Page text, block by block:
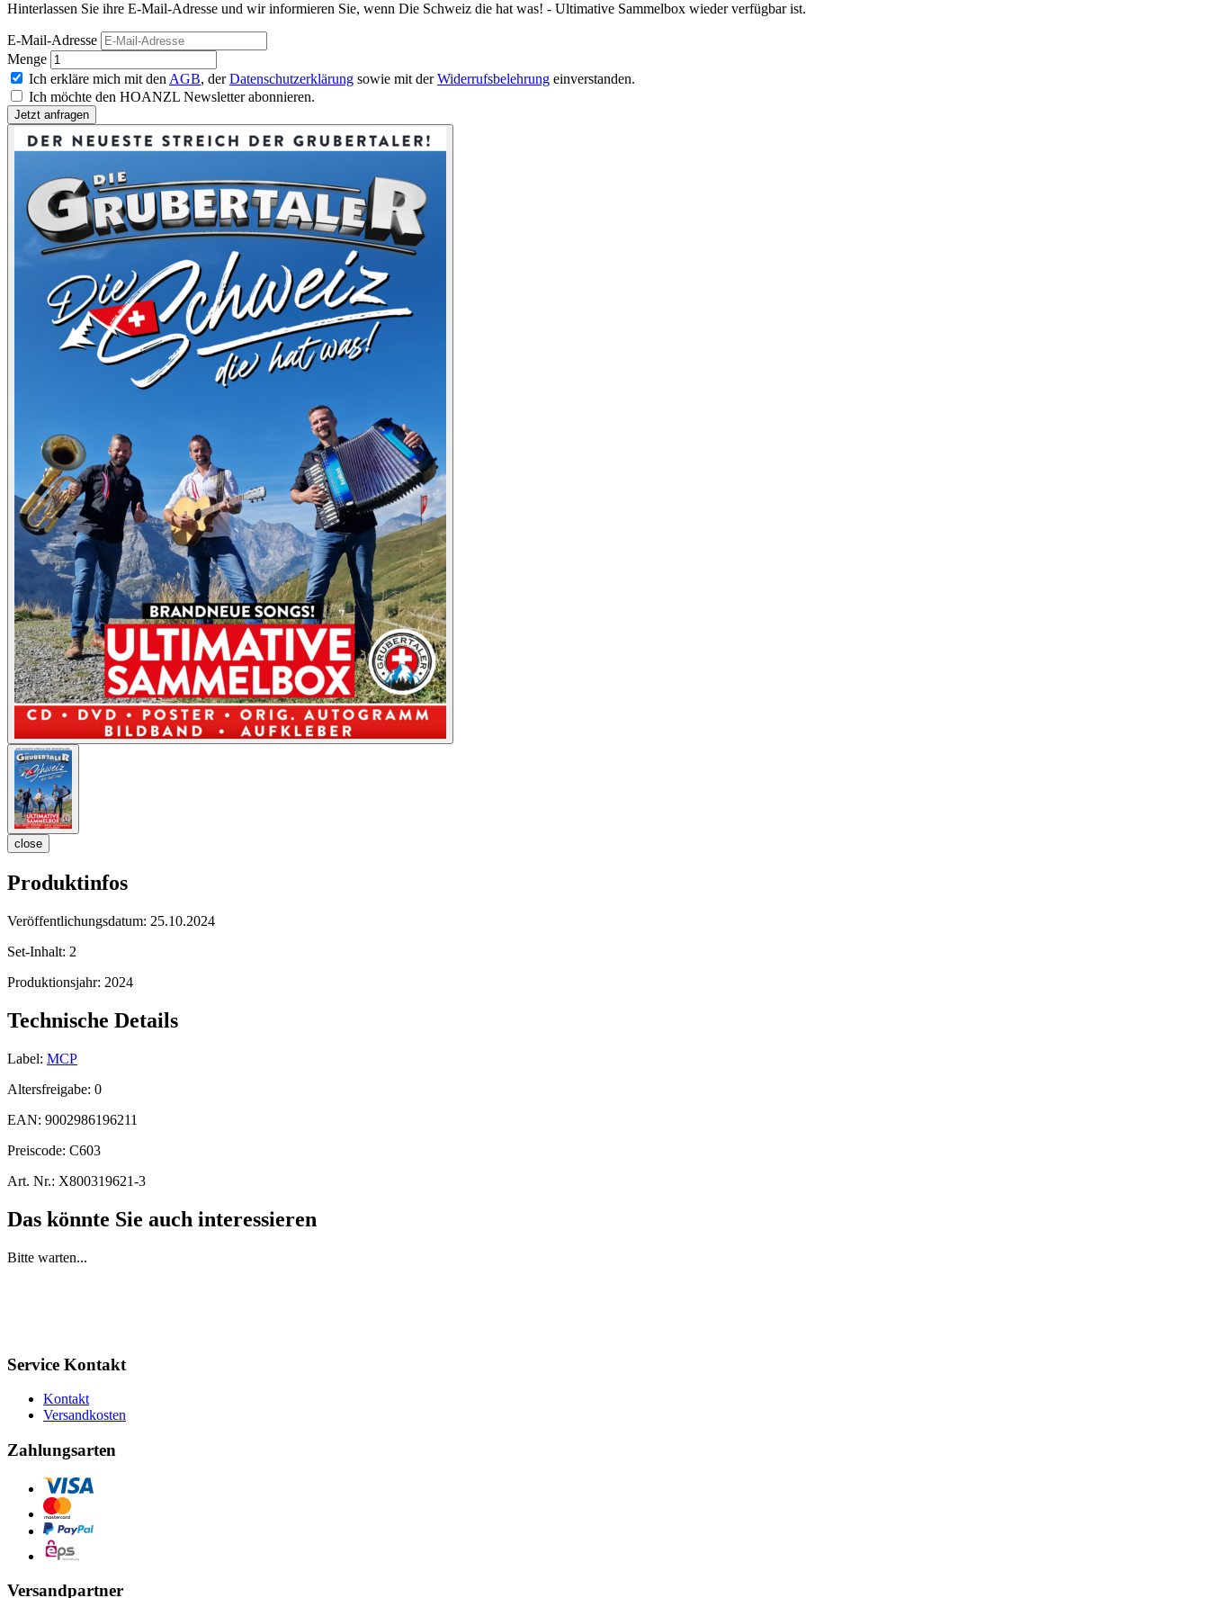
Hinterlassen Sie ihre E-Mail-Adresse und wir informieren Sie, wenn Die Schweiz die hat was! - Ultimative Sammelbox wieder verfügbar ist.
E-Mail-Adresse
Menge
Ich erkläre mich mit den AGB, derDatenschutzerklärung sowie mit derWiderrufsbelehrung einverstanden.
Ich möchte den HOANZL Newsletter abonnieren.
close
Produktinfos
Veröffentlichungsdatum: 25.10.2024
Set-Inhalt: 2
Produktionsjahr: 2024
Technische Details
Label: MCP
Altersfreigabe: 0
EAN: 9002986196211
Preiscode: C603
Art. Nr.: X800319621-3
Das könnte Sie auch interessieren
Bitte warten...
Service Kontakt
Kontakt
Versandkosten
Zahlungsarten
Versandpartner